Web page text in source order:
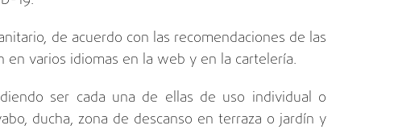
de acuerdo con las recomendaciones de las
en varios idiomas en la web y en la cartelería.
ser cada una de ellas de uso individual o
ducha, zona de descanso en terraza o jardín y